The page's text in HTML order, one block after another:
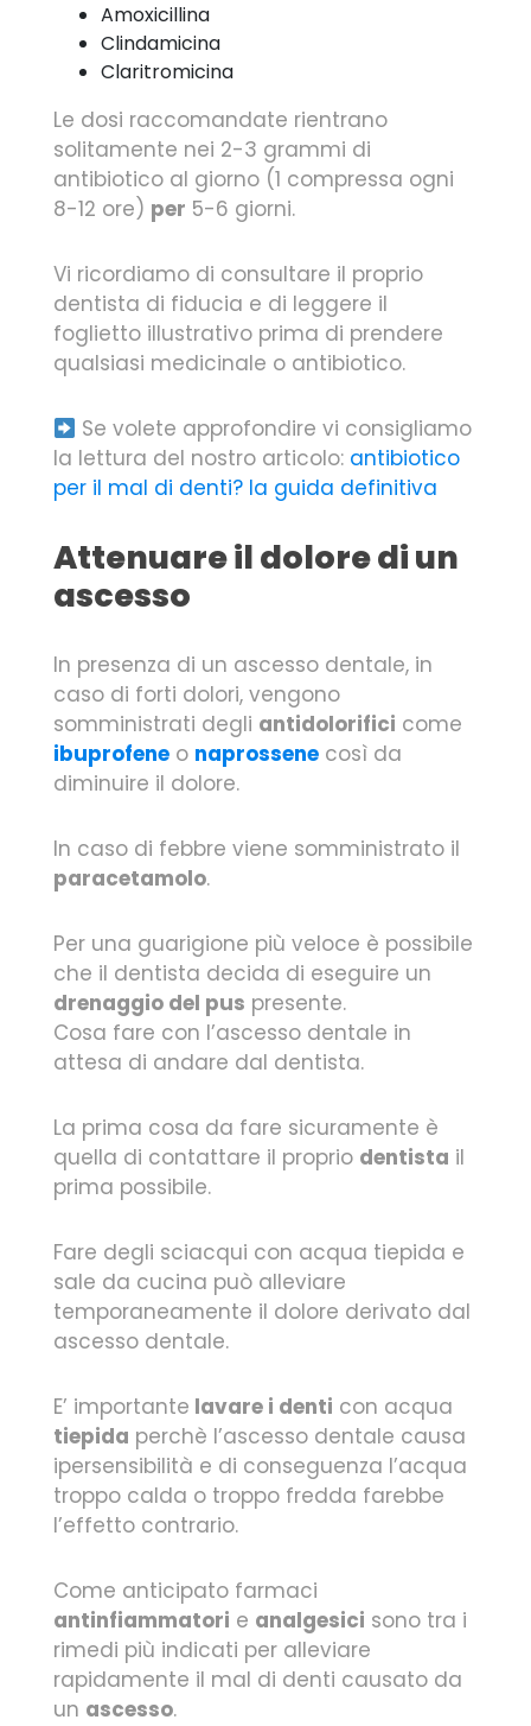
Amoxicillina
Clindamicina
Claritromicina
Le dosi raccomandate rientrano
solitamente nei 2-3 grammi di
antibiotico al giorno (1 compressa ogni
8-12 ore) per 5-6 giorni.
Vi ricordiamo di consultare il proprio
dentista di fiducia e di leggere il
foglietto illustrativo prima di prendere
qualsiasi medicinale o antibiotico.
Se volete approfondire vi consigliamo
la lettura del nostro articolo: antibiotico
per il mal di denti? la guida definitiva
Attenuare il dolore di un
ascesso
In presenza di un ascesso dentale, in
caso di forti dolori, vengono
somministrati degli antidolorifici come
ibuprofene o naprossene così da
diminuire il dolore.
In caso di febbre viene somministrato il
paracetamolo.
Per una guarigione più veloce è possibile
che il dentista decida di eseguire un
drenaggio del pus presente.
Cosa fare con l’ascesso dentale in
attesa di andare dal dentista.
La prima cosa da fare sicuramente è
quella di contattare il proprio dentista il
prima possibile.
Fare degli sciacqui con acqua tiepida e
sale da cucina può alleviare
temporaneamente il dolore derivato dal
ascesso dentale.
E’ importante lavare i denti con acqua
tiepida perchè l’ascesso dentale causa
ipersensibilità e di conseguenza l’acqua
troppo calda o troppo fredda farebbe
l’effetto contrario.
Come anticipato farmaci
antinfiammatori e analgesici sono tra i
rimedi più indicati per alleviare
rapidamente il mal di denti causato da
un ascesso.